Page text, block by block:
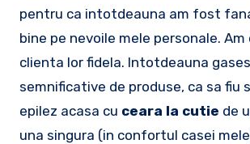
pentru ca intotdeauna am fost
bine pe nevoile mele personale.
clienta lor fidela. Intotdeauna
semnificative de produse, ca sa fiu
epilez acasa cu ceara la cutie de
una singura (in confortul casei